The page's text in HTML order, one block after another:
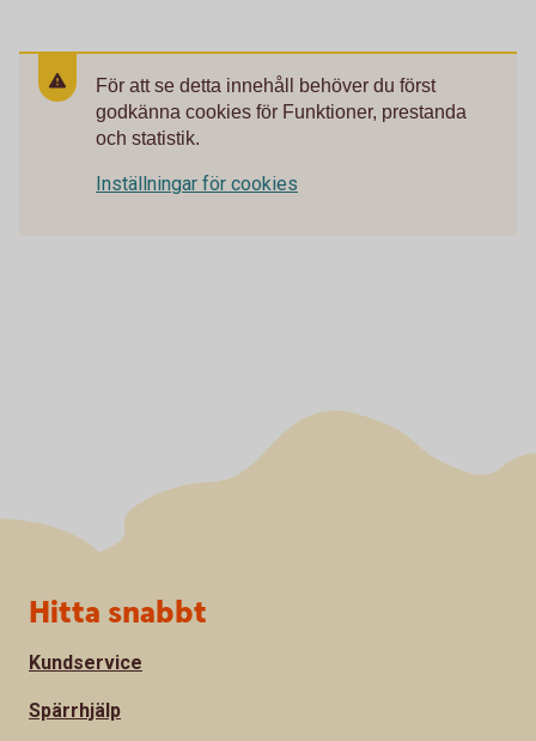
För att se detta innehåll behöver du först
godkänna cookies för Funktioner, prestanda
och statistik.
Inställningar för cookies
Sidfot
Hitta snabbt
Kundservice
Spärrhjälp